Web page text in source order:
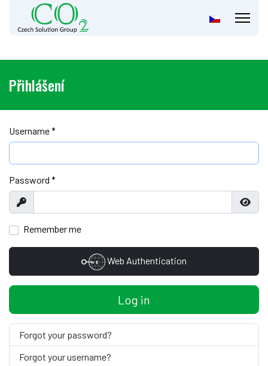
Přihlášení
Username*
Password *
Show
Remember me
Web Authentication
Log in
Forgot your password?
Forgot your username?